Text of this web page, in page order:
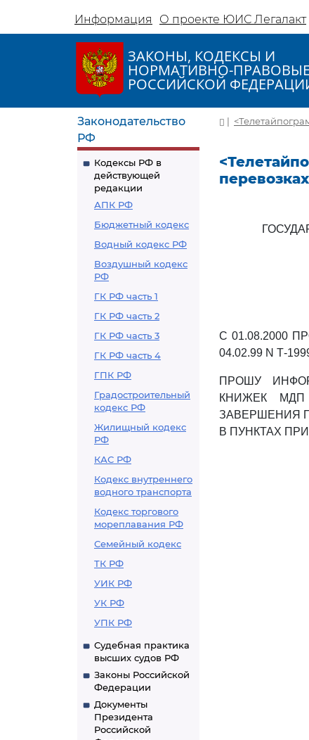
Информация О проекте ЮИС Легалакт
ЗАКОНЫ, КОДЕКСЫ И
НОРМАТИВНО-
РОССИЙСКОЙ
Законодательство
РФ
Кодексы РФ в
действующей
редакции
АПК РФ
Бюджетный кодекс
Водный кодекс РФ
Воздушный кодекс
РФ
ГК РФ часть 1
ГК РФ часть 2
ГК РФ часть 3
ГК РФ часть 4
ГПК РФ
Градостроительный
кодекс РФ
Жилищный кодекс
РФ
КАС РФ
Кодекс внутреннего
водного транспорта
Кодекс торгового
мореплавания РФ
Семейный кодекс
ТК РФ
УИК РФ
УК РФ
УПК РФ
Судебная практика
высших судов РФ
Законы Российской
Федерации
Документы
Президента
Российской
|
С 01.08.2000
04.02.99 N Т-
ПРОШУ
КНИЖЕК
ЗАВЕРШЕНИЯ
В ПУНКТАХ